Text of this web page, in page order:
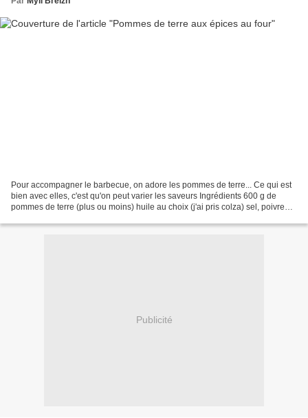
Pour accompagner le barbecue, on adore les pommes de terre... Ce qui est
bien avec elles, c'est qu'on peut varier les saveurs Ingrédients 600 g de
pommes de terre (plus ou moins) huile au choix (j'ai pris colza) sel, poivre
Publicité